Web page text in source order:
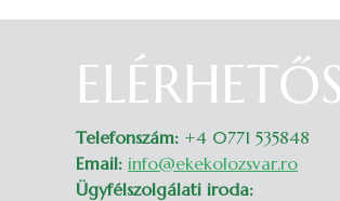
Telefonszám: +4 0771 535848
Email: info@ekekolozsvar.ro
Ügyfélszolgálati iroda: